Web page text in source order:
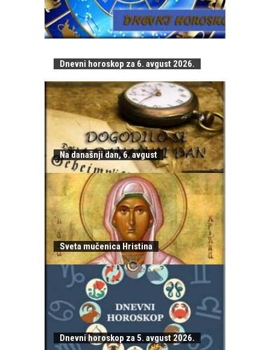
Dnevni horoskop za 6. avgust 2026.
Na današnji dan, 6. avgust
Sveta mučenica Hristina
Dnevni horoskop za 5. avgust 2026.